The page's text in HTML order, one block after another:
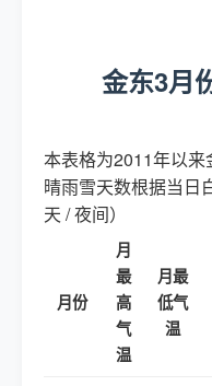
金东3月
本表格为2011年以
晴雨雪天数根据当日
天 / 夜间）
月份
月
最
高
气
温
月最
低气
温